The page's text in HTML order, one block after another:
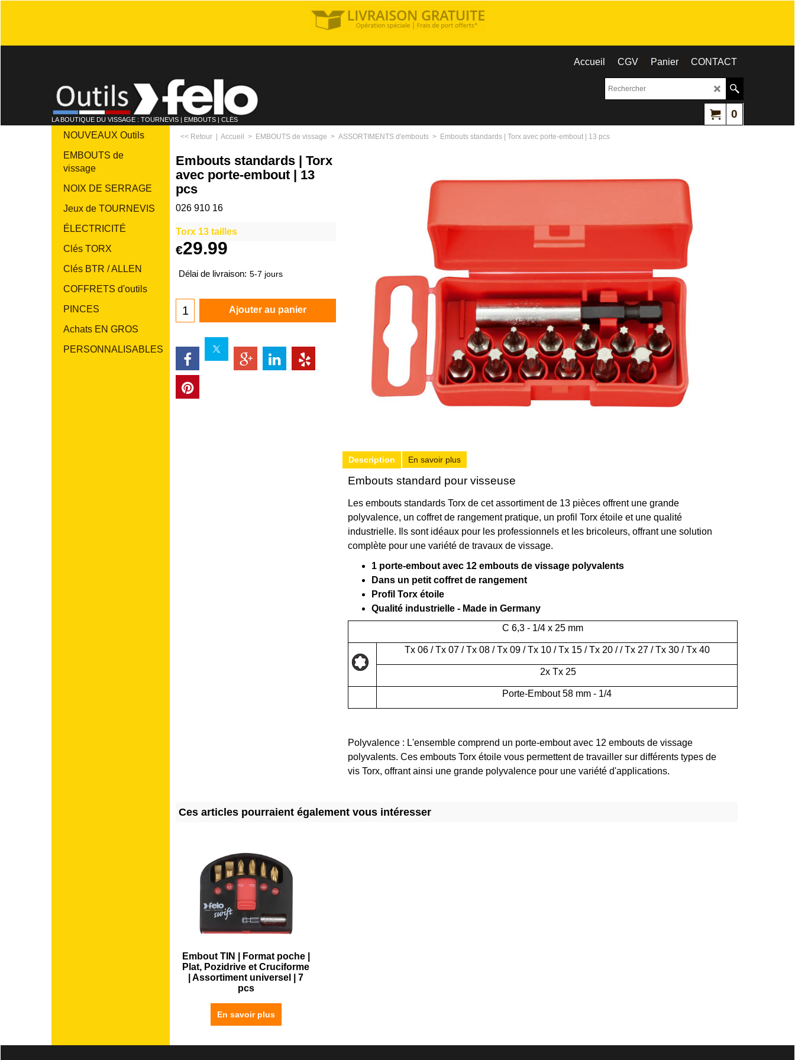
Accueil CGV Panier CONTACT
LA BOUTIQUE DU VISSAGE : TOURNEVIS | EMBOUTS | CLÉS 0
NOUVEAUX Outils
EMBOUTS de
vissage
NOIX DE SERRAGE
Jeux de TOURNEVIS
ÉLECTRICITÉ
Clés TORX
Clés BTR / ALLEN
COFFRETS d'outils
PINCES
Achats EN GROS
PERSONNALISABLES
<< Retour | Accueil > EMBOUTS de vissage > ASSORTIMENTS d'embouts > Embouts standards | Torx avec porte-embout | 13 pcs
Embouts standards | Torx
avec porte-embout | 13
pcs
026 910 16
Torx 13 tailles
€29.99
Délai de livraison: 5-7 jours
Ajouter au panier
Description En savoir plus
Embouts standard pour visseuse
Les embouts standards Torx de cet assortiment de 13 pièces offrent une grande
polyvalence, un coffret de rangement pratique, un profil Torx étoile et une qualité
industrielle. Ils sont idéaux pour les professionnels et les bricoleurs, offrant une solution
complète pour une variété de travaux de vissage.
1 porte-embout avec 12 embouts de vissage polyvalents
Dans un petit coffret de rangement
Profil Torx étoile
Qualité industrielle - Made in Germany
C 6,3 - 1/4 x 25 mm
Tx 06 / Tx 07 / Tx 08 / Tx 09 / Tx 10 / Tx 15 / Tx 20 / / Tx 27 / Tx 30 / Tx 40
2x Tx 25
Porte-Embout 58 mm - 1/4
Polyvalence : L'ensemble comprend un porte-embout avec 12 embouts de vissage
polyvalents. Ces embouts Torx étoile vous permettent de travailler sur différents types de
vis Torx, offrant ainsi une grande polyvalence pour une variété d'applications.
Ces articles pourraient également vous intéresser
Embout TIN | Format poche |
Plat, Pozidrive et Cruciforme
| Assortiment universel | 7
pcs
En savoir plus